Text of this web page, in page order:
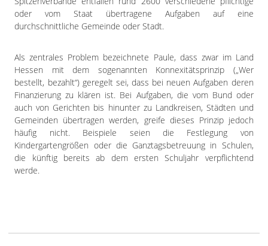
oder vom Staat übertragene Aufgaben auf eine
durchschnittliche Gemeinde oder Stadt.
Als zentrales Problem bezeichnete Paule, dass zwar im Land
Hessen mit dem sogenannten Konnexitätsprinzip („Wer
bestellt, bezahlt“) geregelt sei, dass bei neuen Aufgaben deren
Finanzierung zu klären ist. Bei Aufgaben, die vom Bund oder
auch von Gerichten bis hinunter zu Landkreisen, Städten und
Gemeinden übertragen werden, greife dieses Prinzip jedoch
häufig nicht. Beispiele seien die Festlegung von
Kindergartengrößen oder die Ganztagsbetreuung in Schulen,
die künftig bereits ab dem ersten Schuljahr verpflichtend
werde.